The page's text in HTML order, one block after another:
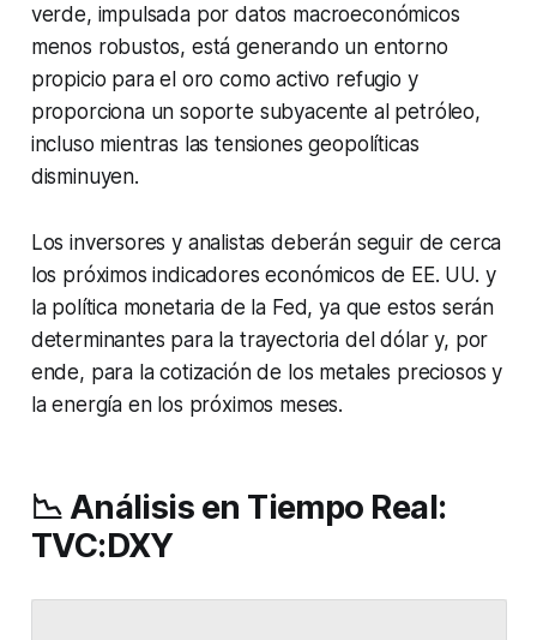
verde, impulsada por datos macroeconómicos
menos robustos, está generando un entorno
propicio para el oro como activo refugio y
proporciona un soporte subyacente al petróleo,
incluso mientras las tensiones geopolíticas
disminuyen.
Los inversores y analistas deberán seguir de cerca
los próximos indicadores económicos de EE. UU. y
la política monetaria de la Fed, ya que estos serán
determinantes para la trayectoria del dólar y, por
ende, para la cotización de los metales preciosos y
la energía en los próximos meses.
📉 Análisis en Tiempo Real:
TVC:DXY